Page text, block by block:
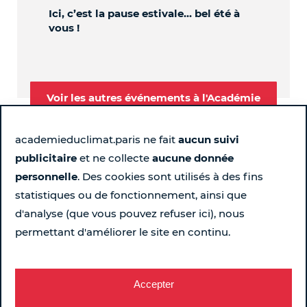
academieduclimat.paris ne fait aucun suivi
publicitaire et ne collecte aucune donnée
personnelle. Des cookies sont utilisés à des fins
statistiques ou de fonctionnement, ainsi que
d'analyse (que vous pouvez refuser ici), nous
permettant d'améliorer le site en continu.
Accepter
Ici, c’est la pause estivale… bel été à
vous !
Voir les autres événements à l'Académie
Suivez-nous
Page Instagram de l'Académie du Climat - Nouvelle
Page LinkedIn de l'Académie du Climat - Nouvelle
Page Facebook de l'Académie du Climat -
Chaîne YouTube de l'Académie du
Pour ne rien rater chaque semaine...